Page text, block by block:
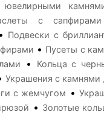
ювелирными
с сапфирами
• Подвески с
• Пусеты с
• Кольца с
Украшения с камнями
с жемчугом •
• Золотые